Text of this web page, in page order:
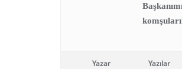
Yazar Yazılar